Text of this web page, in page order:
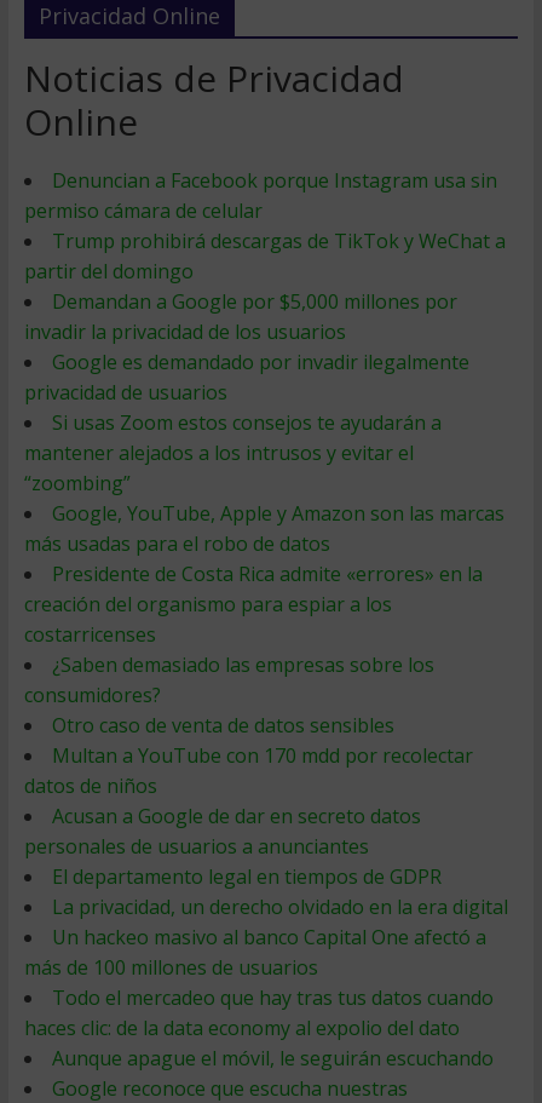
Privacidad Online
Noticias de Privacidad
Online
Denuncian a Facebook porque Instagram usa sin
permiso cámara de celular
Trump prohibirá descargas de TikTok y WeChat a
partir del domingo
Demandan a Google por $5,000 millones por
invadir la privacidad de los usuarios
Google es demandado por invadir ilegalmente
privacidad de usuarios
Si usas Zoom estos consejos te ayudarán a
mantener alejados a los intrusos y evitar el
“zoombing”
Google, YouTube, Apple y Amazon son las marcas
más usadas para el robo de datos
Presidente de Costa Rica admite «errores» en la
creación del organismo para espiar a los
costarricenses
¿Saben demasiado las empresas sobre los
consumidores?
Otro caso de venta de datos sensibles
Multan a YouTube con 170 mdd por recolectar
datos de niños
Acusan a Google de dar en secreto datos
personales de usuarios a anunciantes
El departamento legal en tiempos de GDPR
La privacidad, un derecho olvidado en la era digital
Un hackeo masivo al banco Capital One afectó a
más de 100 millones de usuarios
Todo el mercadeo que hay tras tus datos cuando
haces clic: de la data economy al expolio del dato
Aunque apague el móvil, le seguirán escuchando
Google reconoce que escucha nuestras